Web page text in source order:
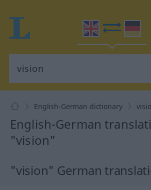
English-German dictionary
English-German
"vision"
"vision" German